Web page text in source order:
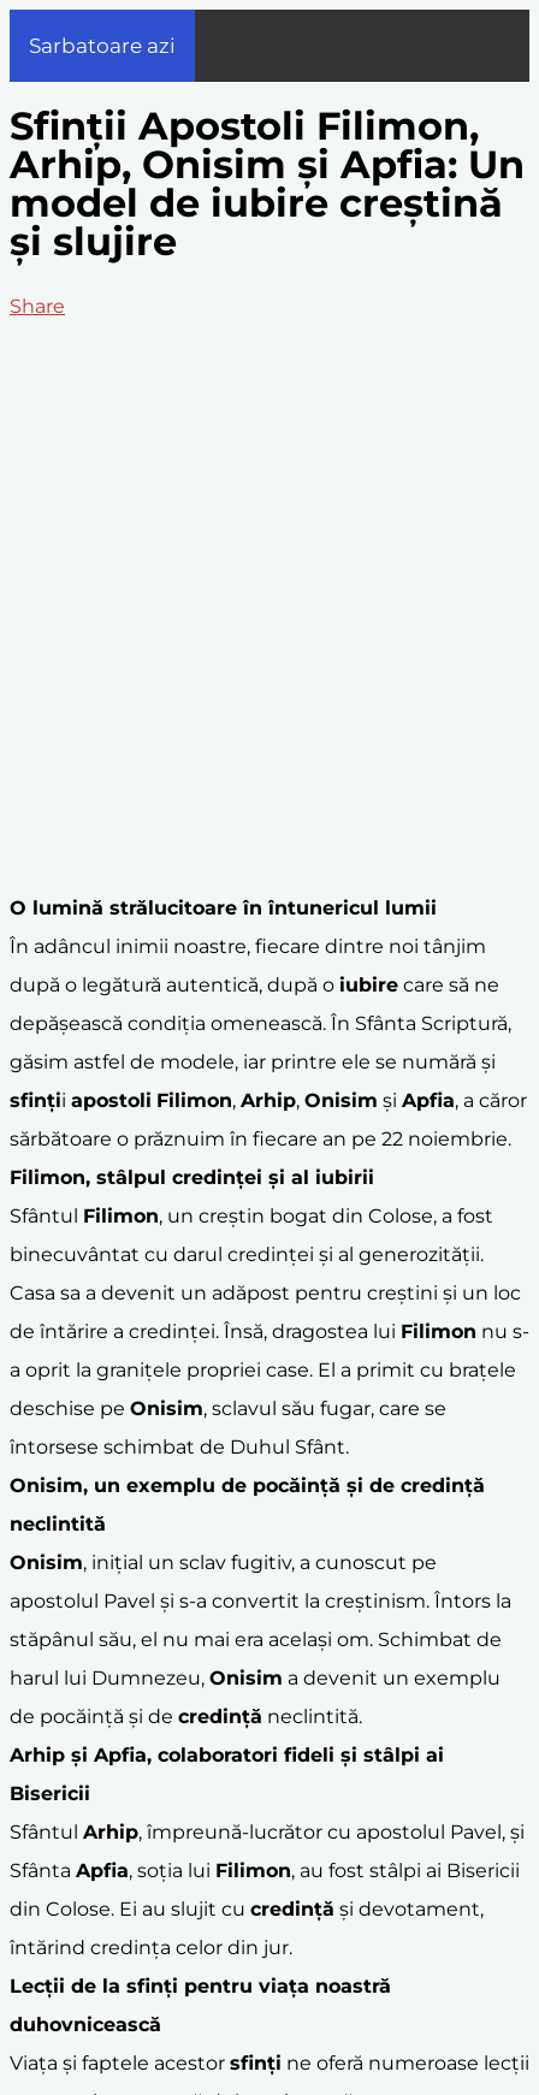
Sarbatoare azi
Sfinții Apostoli Filimon,
Arhip, Onisim și Apfia: Un
model de iubire creștină
și slujire
Share
O lumină strălucitoare în întunericul lumii
În adâncul inimii noastre, fiecare dintre noi tânjim
după o legătură autentică, după o iubire care să ne
depășească condiția omenească. În Sfânta Scriptură,
găsim astfel de modele, iar printre ele se numără și
sfinții apostoli Filimon, Arhip, Onisim și Apfia, a căror
sărbătoare o prăznuim în fiecare an pe 22 noiembrie.
Filimon, stâlpul credinței și al iubirii
Sfântul Filimon, un creștin bogat din Colose, a fost
binecuvântat cu darul credinței și al generozității.
Casa sa a devenit un adăpost pentru creștini și un loc
de întărire a credinței. Însă, dragostea lui Filimon nu s-
a oprit la granițele propriei case. El a primit cu brațele
deschise pe Onisim, sclavul său fugar, care se
întorsese schimbat de Duhul Sfânt.
Onisim, un exemplu de pocăință și de credință
neclintită
Onisim, inițial un sclav fugitiv, a cunoscut pe
apostolul Pavel și s-a convertit la creștinism. Întors la
stăpânul său, el nu mai era același om. Schimbat de
harul lui Dumnezeu, Onisim a devenit un exemplu
de pocăință și de credință neclintită.
Arhip și Apfia, colaboratori fideli și stâlpi ai
Bisericii
Sfântul Arhip, împreună-lucrător cu apostolul Pavel, și
Sfânta Apfia, soția lui Filimon, au fost stâlpi ai Bisericii
din Colose. Ei au slujit cu credință și devotament,
întărind credința celor din jur.
Lecții de la sfinți pentru viața noastră
duhovnicească
Viața și faptele acestor sfinți ne oferă numeroase lecții